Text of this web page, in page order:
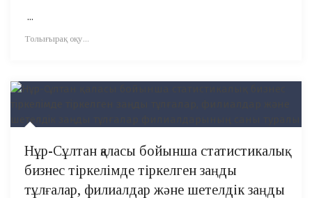
...
Толығырақ оқу...
Нұр-Сұлтан қаласы бойынша статистикалық
бизнес тіркелімде тіркелген заңды
тұлғалар, филиалдар және шетелдік заңды